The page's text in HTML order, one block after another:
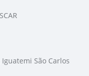
São Carlos